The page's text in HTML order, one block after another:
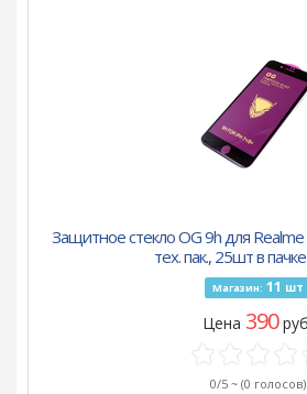
Защитное стекло OG 9h для Realme
тех. пак., 25шт в
Магазин: 11 шт
Цена 390
0/5 ~ (0 голосов)